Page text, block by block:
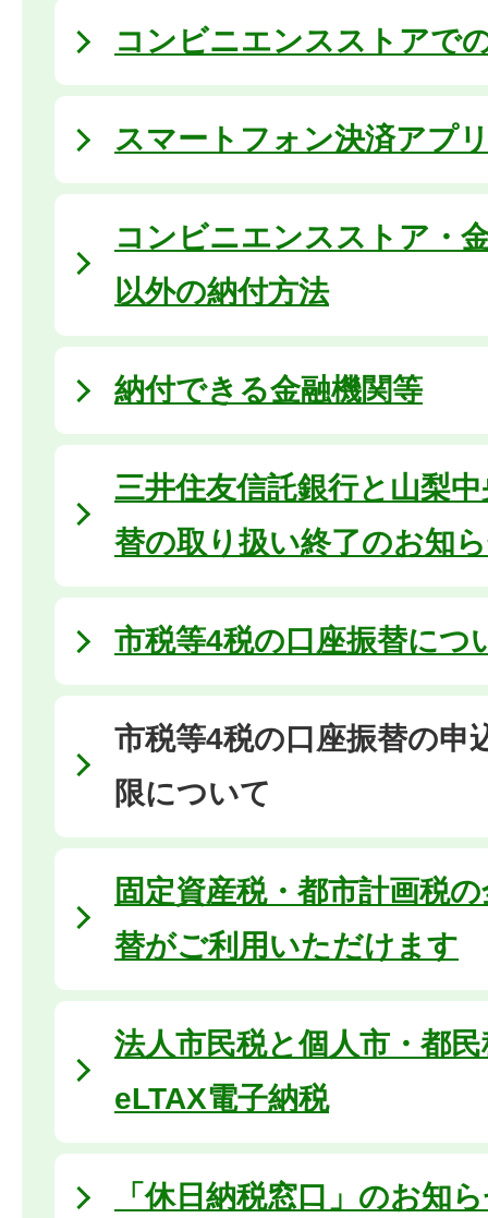
コンビニエンスストアで
スマートフォン決済アプ
コンビニエンスストア・
以外の納付方法
納付できる金融機関等
三井住友信託銀行と山梨
替の取り扱い終了のお知
市税等4税の口座振替につ
市税等4税の口座振替の申
限について
固定資産税・都市計画税
替がご利用いただけます
法人市民税と個人市・都
eLTAX電子納税
「休日納税窓口」のお知